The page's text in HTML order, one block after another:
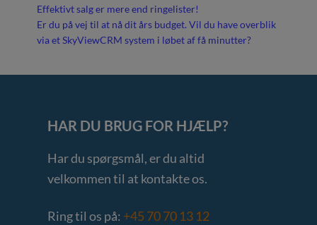
Effektivt salg er mere end ringelister!
Er du på vej til at nå dit års budget. Vil du have overblik
via et SkyViewCRM system i løbet af få minutter?
HAR DU BRUG FOR HJÆLP?
Har du spørgsmål, er du altid
velkommen til at kontakte os.
Ring til os på: +45 70 70 13 12